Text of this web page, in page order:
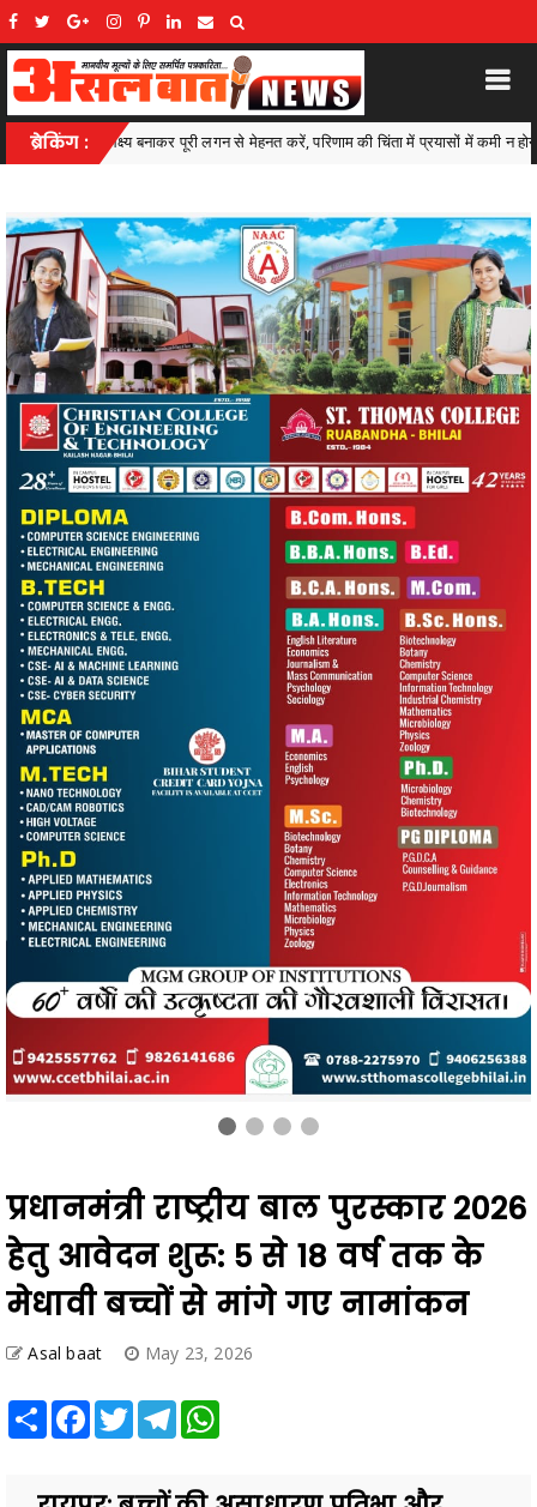
ब्रेकिंग :
करें, परिणाम की चिंता में प्रयासों में कमी न होने दें,छात्रावास में लगेगा स्मार्ट क्लास,
प्रधानमंत्री राष्ट्रीय बाल पुरस्कार 2026
हेतु आवेदन शुरू: 5 से 18 वर्ष तक के
मेधावी बच्चों से मांगे गए नामांकन
Asal baat May 23, 2026
रायपुर: बच्चों की असाधारण प्रतिभा और